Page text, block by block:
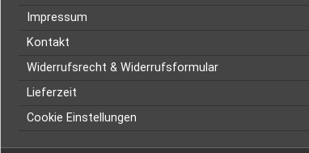
Impressum
Kontakt
Widerrufsrecht & Widerrufsformular
Lieferzeit
Cookie Einstellungen